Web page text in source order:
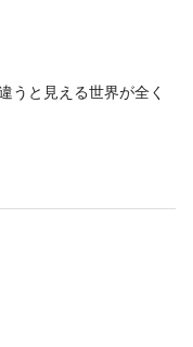
うと見える世界が全く